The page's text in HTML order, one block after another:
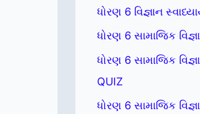
ધોરણ 6 વિજ્ઞાન
ધોરણ 6 સામાજિક
ધોરણ 6 સામાજિક
QUIZ
ધોરણ 6 સામાજિક